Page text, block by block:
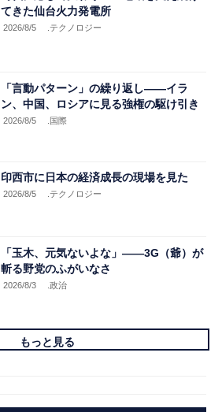
てきた仙台火力発電所
2026/8/5 .テクノロジー
「言動パターン」の繰り返し――イラ
ン、中国、ロシアに見る強権の駆け引き
2026/8/5 .国際
印西市に日本の経済成長の現場を見た
2026/8/5 .テクノロジー
「玉木、元気ないよな」――3G（爺）が
斬る野党のふがいなさ
2026/8/3 .政治
もっと見る